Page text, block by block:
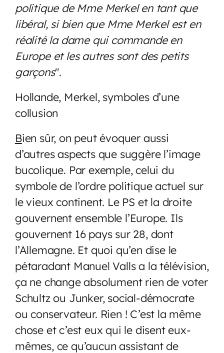
politique de Mme Merkel en tant que
libéral, si bien que Mme Merkel est en
réalité la dame qui commande en
Europe et les autres sont des petits
garçons".
Hollande, Merkel, symboles d’une
collusion
Bien sûr, on peut évoquer aussi
d’autres aspects que suggère l’image
bucolique. Par exemple, celui du
symbole de l’ordre politique actuel sur
le vieux continent. Le PS et la droite
gouvernent ensemble l’Europe. Ils
gouvernent 16 pays sur 28, dont
l’Allemagne. Et quoi qu’en dise le
pétaradant Manuel Valls a la télévision,
ça ne change absolument rien de voter
Schultz ou Junker, social-démocrate
ou conservateur. Rien ! C’est la même
chose et c’est eux qui le disent eux-
mêmes, ce qu’aucun assistant de